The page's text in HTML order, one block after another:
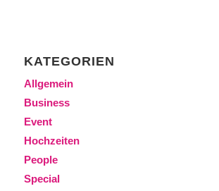
KATEGORIEN
Allgemein
Business
Event
Hochzeiten
People
Special